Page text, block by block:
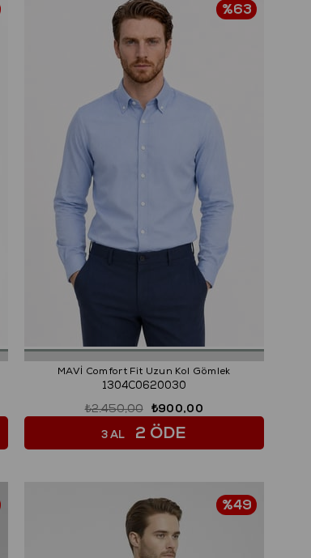
MAVİ Comfort Fit Uzun Kol Gömlek
1304C0620030
₺900,00
₺2.450,00
%63
3 AL 2 ÖDE
%49